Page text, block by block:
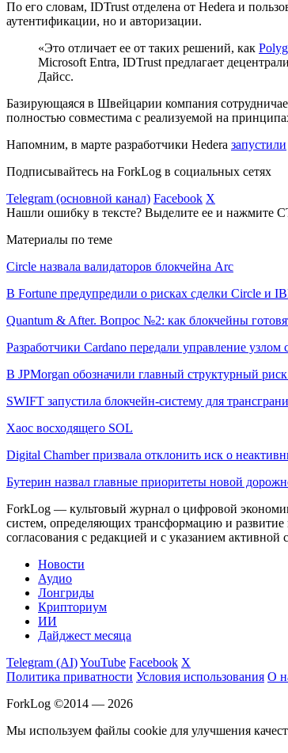
По его словам, IDTrust отделена от Hedera и
аутентификации, но и авторизации.
«Это отличает ее от таких решений, как
Microsoft Entra, IDTrust предлагает
Дайсс.
Базирующаяся в Швейцарии компания
полностью совместима с реализуемой на
Напомним, в марте разработчики Hedera запустили
Подписывайтесь на ForkLog в социальных сетях
Telegram (основной канал) Facebook X
Нашли ошибку в тексте? Выделите ее и нажмите
Материалы по теме
Circle назвала валидаторов блокчейна Arc
В Fortune предупредили о рисках сделки Circle и
Quantum & After. Вопрос №2: как блокчейны
Разработчики Cardano передали управление узлом
В JPMorgan обозначили главный структурный
SWIFT запустила блокчейн-систему для
Хаос восходящего SOL
Digital Chamber призвала отклонить иск о
Бутерин назвал главные приоритеты новой
ForkLog — культовый журнал о цифровой
систем, определяющих трансформацию и развитие
согласования с редакцией и с указанием
Новости
Аудио
Лонгриды
Крипториум
ИИ
Дайджест месяца
Telegram (AI)YouTube Facebook X
Политика приватности Условия использования О
ForkLog ©2014 — 2026
Мы используем файлы cookie для улучшения